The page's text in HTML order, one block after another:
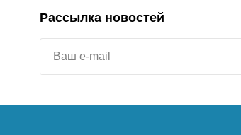
Рассылка новостей